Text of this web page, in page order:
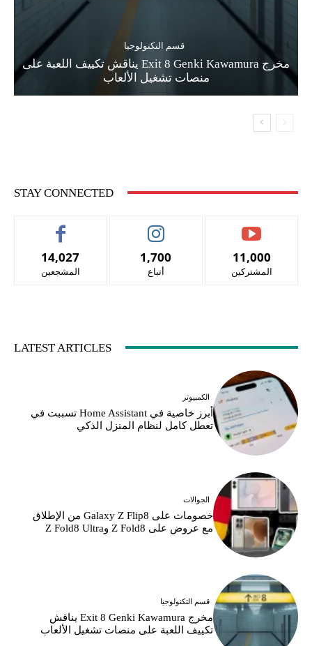
قسم التكنولوجيا
مخرج Exit 8 Genki Kawamura يناقش تكييف اللعبة على
منصات تشغيل الألعاب
STAY CONNECTED
14,027
المشجعين
1,700
أتباع
11,000
المشتركين
LATEST ARTICLES
الكمبيوتر
أبرز خاصية في Home Assistant تسببت في
تعطل كامل لنظام المنزل الذكي
الجوالات
خصومات على Galaxy Z Flip8 من الإطلاق
مع عروض على Z Fold8 وZ Fold8 Ultra
قسم التكنولوجيا
مخرج Exit 8 Genki Kawamura يناقش
تكييف اللعبة على منصات تشغيل الألعاب